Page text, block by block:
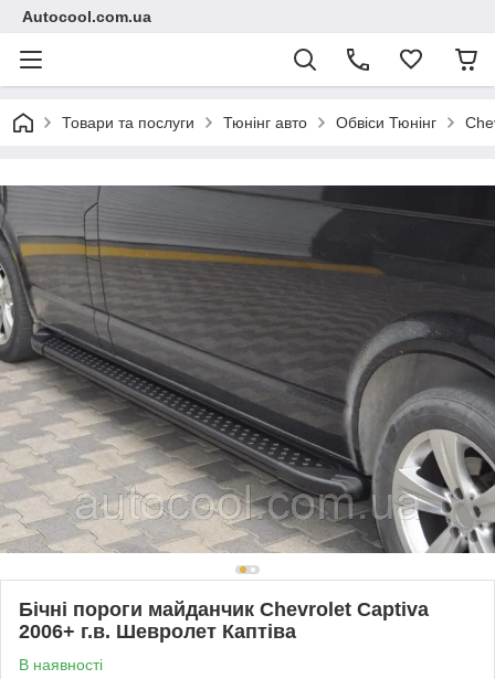
Autocool.com.ua
Товари та послуги Тюнінг авто Обвіси Тюнінг
Бічні пороги майданчик Chevrolet Captiva
2006+ г.в. Шевролет Каптіва
В наявності